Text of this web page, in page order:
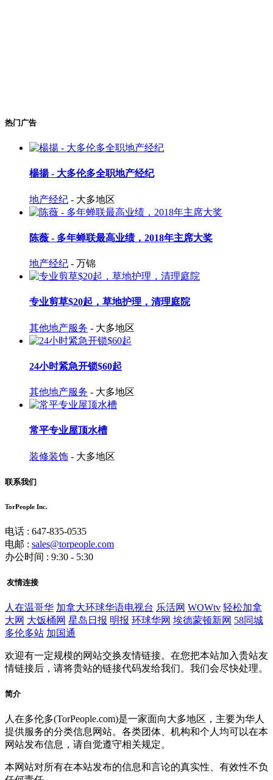
热门广告
楊揚 - 大多伦多全职地产经纪
地产经纪 - 大多地区
陈薇 - 多年蝉联最高业绩，2018年主席大奖
地产经纪 - 万锦
专业剪草$20起，草地护理，清理庭院
其他地产服务 - 大多地区
24小时紧急开锁$60起
其他地产服务 - 大多地区
常平专业屋顶水槽
装修装饰 - 大多地区
联系我们
TorPeople Inc.
电话 : 647-835-0535
电邮 : sales@torpeople.com
办公时间 : 9:30 - 5:30
友情连接
人在温哥华 加拿大环球华语电视台 乐活网 WOWtv 轻松加拿
大网 大饭桶网 星岛日报 明报 环球华网 埃德蒙顿新网 58同城
多伦多站 加国通
欢迎有一定规模的网站交换友情链接。在您把本站加入贵站友
情链接后，请将贵站的链接代码发给我们。我们会尽快处理。
简介
人在多伦多(TorPeople.com)是一家面向大多地区，主要为华人
提供服务的分类信息网站。各类团体、机构和个人均可以在本
网站发布信息，请自觉遵守相关规定。
本网站对所有在本站发布的信息和言论的真实性、有效性不负